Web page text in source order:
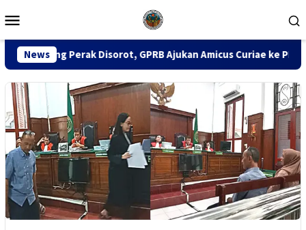
ke
Mobile
NewsGPRB Ajukan Amicus Curiae ke PN Tipikor Surabaya